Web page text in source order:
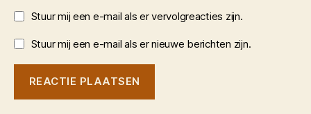
Stuur mij een e-mail als er vervolgreacties zijn.
Stuur mij een e-mail als er nieuwe berichten zijn.